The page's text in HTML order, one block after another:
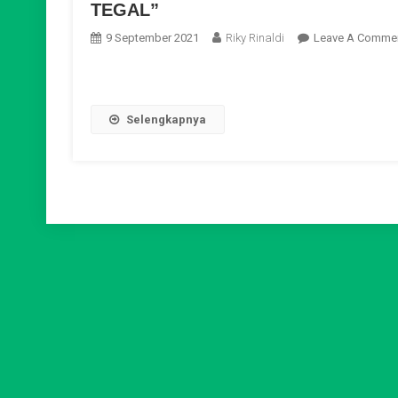
TEGAL”
9 September 2021 Riky Rinaldi Leave A
Selengkapnya